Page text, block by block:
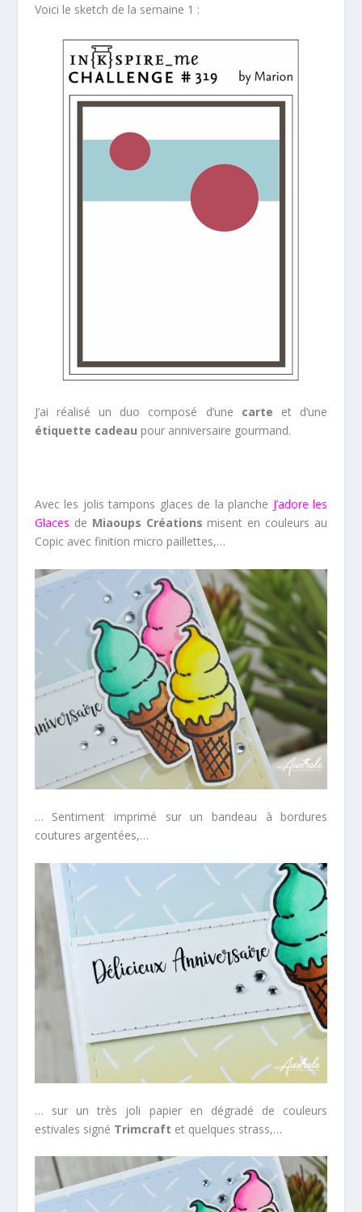
Voici le sketch de la semaine 1 :
J’ai réalisé un duo composé d’une carte et d’une
étiquette cadeau pour anniversaire gourmand.
Avec les jolis tampons glaces de la planche J’adore les
Glaces de Miaoups Créations misent en couleurs au
Copic avec finition micro paillettes,…
… Sentiment imprimé sur un bandeau à bordures
coutures argentées,…
… sur un très joli papier en dégradé de couleurs
estivales signé Trimcraft et quelques strass,…